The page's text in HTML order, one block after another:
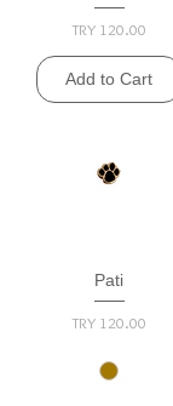
Price
TRY 120.00
Add to Cart
Pati
Price
TRY 120.00